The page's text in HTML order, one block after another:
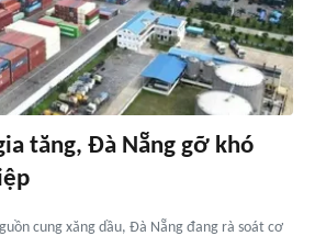
tăng, Đà Nẵng gỡ khó
cung xăng dầu, Đà Nẵng đang rà soát cơ